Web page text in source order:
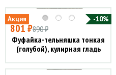
Акция -10%
801 ₽890 ₽
Фуфайка-тельняшка тонкая
(голубой), кулирная гладь